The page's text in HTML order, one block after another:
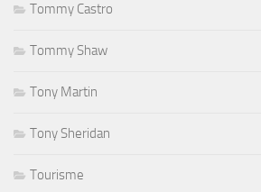
Tommy Castro
Tommy Shaw
Tony Martin
Tony Sheridan
Tourisme